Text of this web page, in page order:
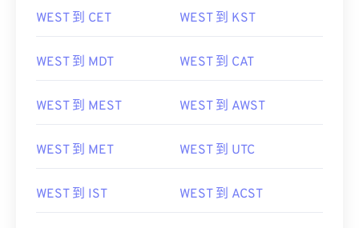
WEST 到 CET WEST 到 KST
WEST 到 MDT WEST 到 CAT
WEST 到 MEST WEST 到 AWST
WEST 到 MET WEST 到 UTC
WEST 到 IST WEST 到 ACST